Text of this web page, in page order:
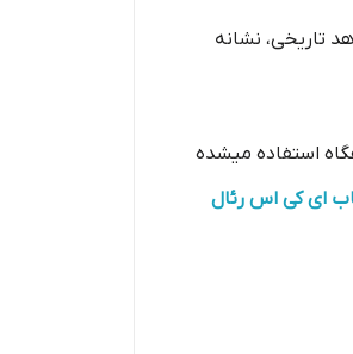
تاریخی، نشانه
استفاده میشده
ای کی اس رئال